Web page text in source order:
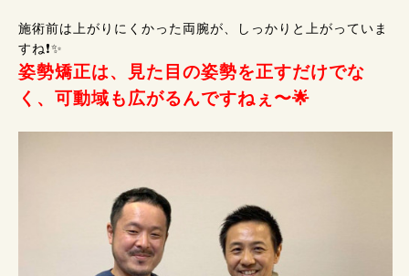
施術前は上がりにくかった両腕が、しっかりと上がっていま
すね❗✨
姿勢矯正は、見た目の姿勢を正すだけでな
く、可動域も広がるんですねぇ〜🌟